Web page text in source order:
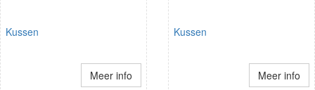
Kussen
Meer info
Kussen
Meer info